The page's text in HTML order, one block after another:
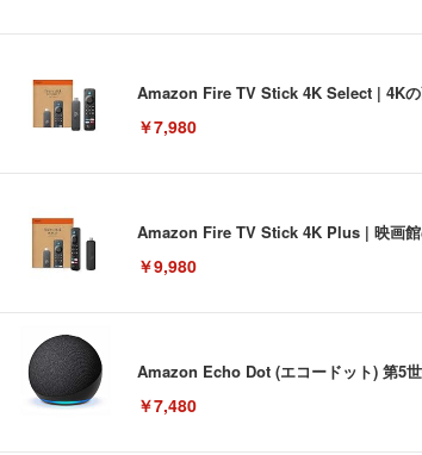
Amazon Fire TV Stick 4K Select | 4Kの
￥7,980
Amazon Fire TV Stick 4K Plus | 映画館
￥9,980
Amazon Echo Dot (エコードット) 第5
￥7,480